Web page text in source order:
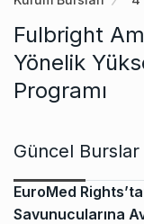
Fulbright
Yönelik
Programı
Güncel Burslar
EuroMed
Savunucularına